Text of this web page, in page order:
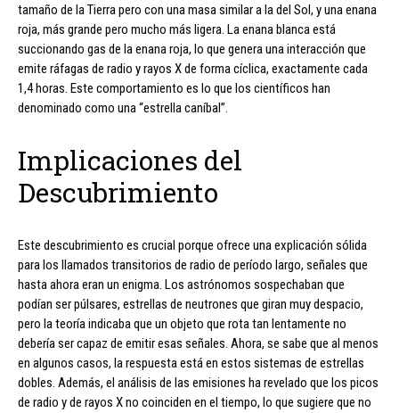
tamaño de la Tierra pero con una masa similar a la del Sol, y una enana
roja, más grande pero mucho más ligera. La enana blanca está
succionando gas de la enana roja, lo que genera una interacción que
emite ráfagas de radio y rayos X de forma cíclica, exactamente cada
1,4 horas. Este comportamiento es lo que los científicos han
denominado como una “estrella caníbal”.
Implicaciones del
Descubrimiento
Este descubrimiento es crucial porque ofrece una explicación sólida
para los llamados transitorios de radio de período largo, señales que
hasta ahora eran un enigma. Los astrónomos sospechaban que
podían ser púlsares, estrellas de neutrones que giran muy despacio,
pero la teoría indicaba que un objeto que rota tan lentamente no
debería ser capaz de emitir esas señales. Ahora, se sabe que al menos
en algunos casos, la respuesta está en estos sistemas de estrellas
dobles. Además, el análisis de las emisiones ha revelado que los picos
de radio y de rayos X no coinciden en el tiempo, lo que sugiere que no